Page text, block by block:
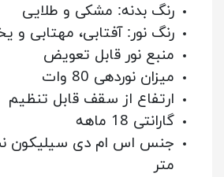
رنگ بدنه: مشکی و طلایی
رنگ نور: آفتابی، مهتابی و
منبع نور قابل تعویض
میزان نوردهی 80 وات
ارتفاع از سقف قابل تنظیم
گارانتی 18 ماهه
جنس اس ام دی سیلیکون
متر